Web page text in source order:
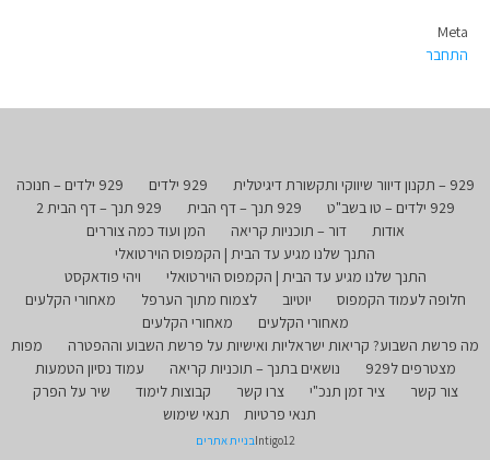
Meta
התחבר
929 – תקנון דיוור שיווקי ותקשורת דיגיטלית 929 ילדים
929 ילדים – חנוכה
929 ילדים – טו בשב"ט
929 תנך – דף הבית
929 תנך – דף הבית 2
אודות
דור – תוכניות קריאה
המן ועוד כמה צוררים
התנך שלנו מגיע עד הבית | הקמפוס הוירטואלי
התנך שלנו מגיע עד הבית | הקמפוס הוירטואלי
ויהי פודאקסט
חלופה לעמוד הקמפוס
יוטיוב לצמוח מתוך הערפל
מאחורי הקלעים
מאחורי הקלעים
מאחורי הקלעים
מה פרשת השבוע? קריאות ישראליות ואישיות על פרשת השבוע וההפטרה
מפות
מצטרפים ל929
נושאים בתנך – תוכניות קריאה
עמוד נסיון הטמעות
צור קשר
ציר זמן תנכ"י צרו קשר קבוצות לימוד
שיר על הפרק
תנאי פרטיות
תנאי שימוש
Intigo12בניית אתרים